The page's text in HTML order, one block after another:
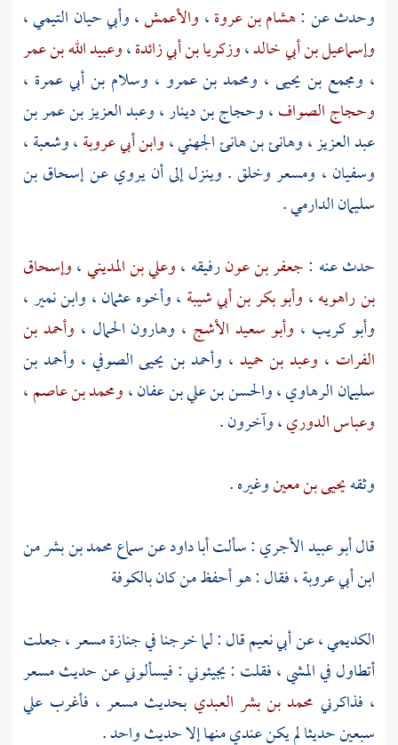
وحدث عن :هشام بن عروة، والأعمش،وأبي حيان التيمي،
وإسماعيل بن أبي خالد،وزكريا بن أبي زائدة،وعبيد الله بن عمر
، ومجمع بن يحيى ، ومحمد بن عمرو ، وسلام بن أبي عمرة ،
وحجاج الصواف،وحجاج بن دينار،وعبد العزيز بن عمر بن
عبد العزيز،وهانئ بن هانئ الجهني،وابن أبي عروبة،وشعبة،
وسفيان ، ومسعروخلق . وينزل إلى أن يروي عنإسحاق بن
سليمان الدارمي.
حدث عنه :جعفر بن عونرفيقه ،وعلي بن المديني،وإسحاق
بن راهويه، وأبو بكر بن أبي شيبة ، وأخوهعثمان، وابن نمير،
وأبو كريب ، وأبو سعيد الأشج ، وهارون الحمال ، وأحمد بن
الفرات ، وعبد بن حميد ، وأحمد بن يحيى الصوفي ، وأحمد بن
سليمان الرهاوي،والحسن بن علي بن عفان،ومحمد بن عاصم،
وعباس الدوري، وآخرون .
وثقهيحيى بن معينوغيره .
قالأبو عبيد الأجري: سألتأبا داودعن سماعمحمد بن بشرمن
ابن أبي عروبة، فقال : هو أحفظ من كانبالكوفة
الكديمي، عنأبي نعيمقال : لما خرجنا في جنازةمسعر، جعلت
أتطاول في المشي ، فقلت : يجيئوني : فيسألوني عن حديثمسعر
، فذاكرني محمد بن بشر العبدي بحديث مسعر ، فأغرب علي
سبعين حديثا لم يكن عندي منها إلا حديث واحد .